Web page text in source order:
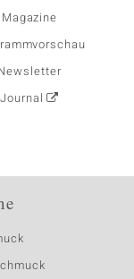
Magazine
Journal